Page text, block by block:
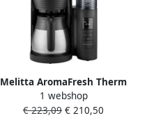
Melitta AromaFresh Therm
Pro 1030-11 |
Filterkoffiezetapparaten |
1 webshop
€ 223,09 € 210,50